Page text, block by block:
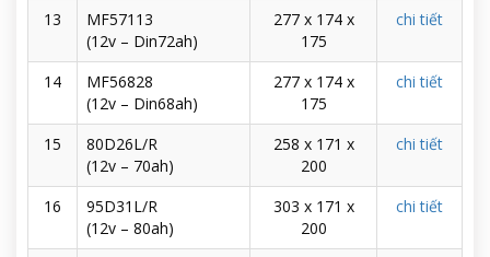
13
MF57113
(12v – Din72ah)
277 x 174 x
175
chi tiết
14
MF56828
(12v – Din68ah)
277 x 174 x
175
chi tiết
15
80D26L/R
(12v – 70ah)
258 x 171 x
200
chi tiết
16
95D31L/R
(12v – 80ah)
303 x 171 x
200
chi tiết